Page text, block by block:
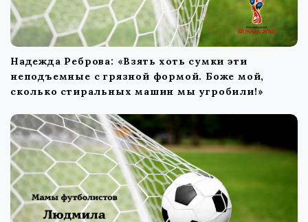
Надежда Реброва: «Взять хоть сумки эти
неподъемные с грязной формой. Боже мой,
сколько стиральных машин мы угробили!»